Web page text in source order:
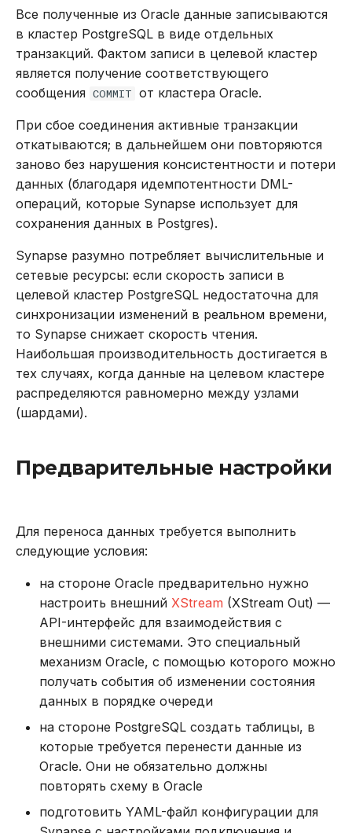
Все полученные из Oracle данные записываются
в кластер PostgreSQL в виде отдельных
транзакций. Фактом записи в целевой кластер
является получение соответствующего
сообщения COMMIT от кластера Oracle.
При сбое соединения активные транзакции
откатываются; в дальнейшем они повторяются
заново без нарушения консистентности и потери
данных (благодаря идемпотентности DML-
операций, которые Synapse использует для
сохранения данных в Postgres).
Synapse разумно потребляет вычислительные и
сетевые ресурсы: если скорость записи в
целевой кластер PostgreSQL недостаточна для
синхронизации изменений в реальном времени,
то Synapse снижает скорость чтения.
Наибольшая производительность достигается в
тех случаях, когда данные на целевом кластере
распределяются равномерно между узлами
(шардами).
Предварительные настройки
Для переноса данных требуется выполнить
следующие условия:
на стороне Oracle предварительно нужно
настроить внешний XStream (XStream Out) —
API-интерфейс для взаимодействия с
внешними системами. Это специальный
механизм Oracle, с помощью которого можно
получать события об изменении состояния
данных в порядке очереди
на стороне PostgreSQL создать таблицы, в
которые требуется перенести данные из
Oracle. Они не обязательно должны
повторять схему в Oracle
подготовить YAML-файл конфигурации для